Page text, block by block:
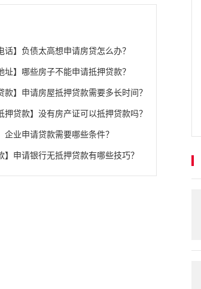
话】负债太高想申请房贷怎么办？
址】哪些房子不能申请抵押贷款？
款】申请房屋抵押贷款需要多长时间？
押贷款】没有房产证可以抵押贷款吗？
企业申请贷款需要哪些条件？
】申请银行无抵押贷款有哪些技巧？